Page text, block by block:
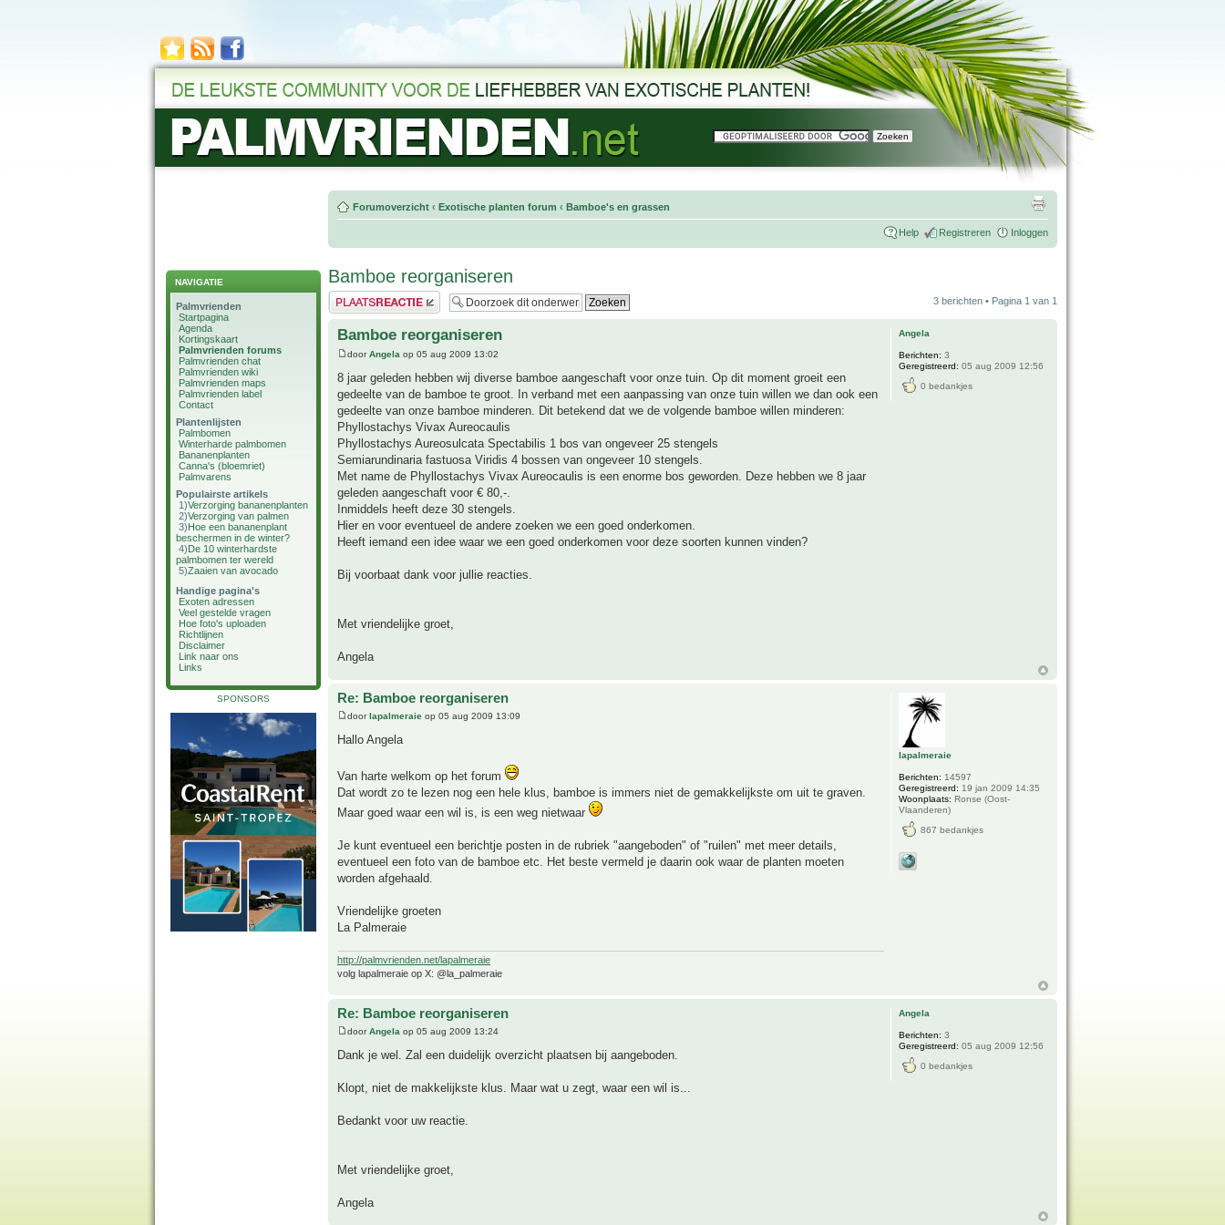
NAVIGATIE
Palmvrienden
Startpagina
Agenda
Kortingskaart
Palmvrienden forums
Palmvrienden chat
Palmvrienden wiki
Palmvrienden maps
Palmvrienden label
Contact
Plantenlijsten
Palmbomen
Winterharde palmbomen
Bananenplanten
Canna's (bloemriet)
Palmvarens
Populairste artikels
1)Verzorging bananenplanten
2)Verzorging van palmen
3)Hoe een bananenplant
beschermen in de winter?
4)De 10 winterhardste
palmbomen ter wereld
5)Zaaien van avocado
Handige pagina's
Exoten adressen
Veel gestelde vragen
Hoe foto's uploaden
Richtlijnen
Disclaimer
Link naar ons
Links
SPONSORS
Forumoverzicht ‹ Exotische planten forum ‹ Bamboe's en grassen
Help Registreren Inloggen
Bamboe reorganiseren
Plaats een reactie 3 berichten • Pagina 1 van 1
Bamboe reorganiseren
doorAngela op 05 aug 2009 13:02
8 jaar geleden hebben wij diverse bamboe aangeschaft voor onze tuin. Op dit moment groeit een
gedeelte van de bamboe te groot. In verband met een aanpassing van onze tuin willen we dan ook een
gedeelte van onze bamboe minderen. Dit betekend dat we de volgende bamboe willen minderen:
Phyllostachys Vivax Aureocaulis
Phyllostachys Aureosulcata Spectabilis 1 bos van ongeveer 25 stengels
Semiarundinaria fastuosa Viridis 4 bossen van ongeveer 10 stengels.
Met name de Phyllostachys Vivax Aureocaulis is een enorme bos geworden. Deze hebben we 8 jaar
geleden aangeschaft voor € 80,-.
Inmiddels heeft deze 30 stengels.
Hier en voor eventueel de andere zoeken we een goed onderkomen.
Heeft iemand een idee waar we een goed onderkomen voor deze soorten kunnen vinden?
Bij voorbaat dank voor jullie reacties.
Met vriendelijke groet,
Angela
Angela
Berichten: 3
Geregistreerd: 05 aug 2009 12:56
0 bedankjes
Re: Bamboe reorganiseren
doorlapalmeraie op 05 aug 2009 13:09
Hallo Angela
Van harte welkom op het forum
Dat wordt zo te lezen nog een hele klus, bamboe is immers niet de gemakkelijkste om uit te graven.
Maar goed waar een wil is, is een weg nietwaar
Je kunt eventueel een berichtje posten in de rubriek "aangeboden" of "ruilen" met meer details,
eventueel een foto van de bamboe etc. Het beste vermeld je daarin ook waar de planten moeten
worden afgehaald.
Vriendelijke groeten
La Palmeraie
http://palmvrienden.net/lapalmeraie
volg lapalmeraie op X: @la_palmeraie
lapalmeraie
Berichten: 14597
Geregistreerd: 19 jan 2009 14:35
Woonplaats: Ronse (Oost-
Vlaanderen)
867 bedankjes
Re: Bamboe reorganiseren
doorAngela op 05 aug 2009 13:24
Dank je wel. Zal een duidelijk overzicht plaatsen bij aangeboden.
Klopt, niet de makkelijkste klus. Maar wat u zegt, waar een wil is...
Bedankt voor uw reactie.
Met vriendelijke groet,
Angela
Angela
Berichten: 3
Geregistreerd: 05 aug 2009 12:56
0 bedankjes